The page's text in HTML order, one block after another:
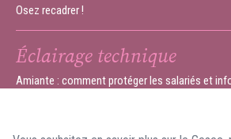
Osez recadrer !
Éclairage technique
Amiante : comment protéger les salariés et